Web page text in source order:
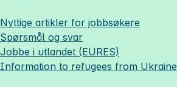
Nyttige artikler for jobbsøkere
Spørsmål og svar
Jobbe i utlandet (EURES)
Information to refugees from Ukraine